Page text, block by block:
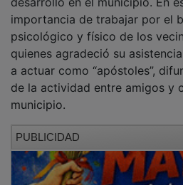
importancia de trabajar por el
psicológico y físico de los
quienes agradeció su
a actuar como “apóstoles”,
de la actividad entre amigos y
municipio.